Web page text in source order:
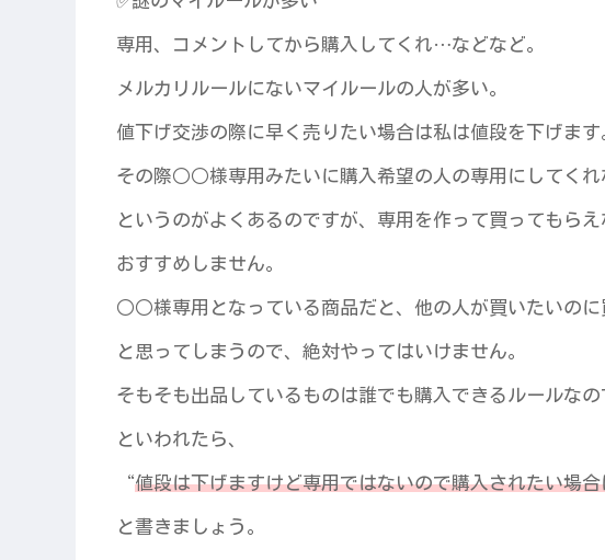
専用、コメントしてから購入してくれ…などなど。
メルカリルールにないマイルールの人が多い。
値下げ交渉の際に早く売りたい場合は私は値段を下げます
その際○○様専用みたいに購入希望の人の専用にしてくれ
というのがよくあるのですが、専用を作って買ってもら
おすすめしません。
○○様専用となっている商品だと、他の人が買いたいのに
と思ってしまうので、絶対やってはいけません。
そもそも出品しているものは誰でも購入できるルールなの
といわれたら、
“値段は下げますけど専用ではないので購入されたい場
と書きましょう。